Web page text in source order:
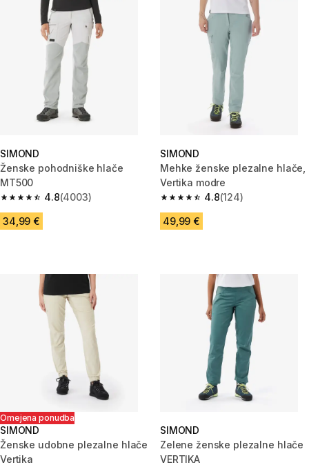
SIMOND
Ženske pohodniške hlače
MT500
4.8
4.8 od 5 zvezdic from 4003 ocene
(4003)
34,99 €
SIMOND
Mehke ženske plezalne hlače,
Vertika modre
4.8
4.8 od 5 zvezdic from 124
(124)
49,99 €
Omejena ponudba
SIMOND
Ženske udobne plezalne hlače
Vertika
SIMOND
Zelene ženske plezalne hlače
VERTIKA